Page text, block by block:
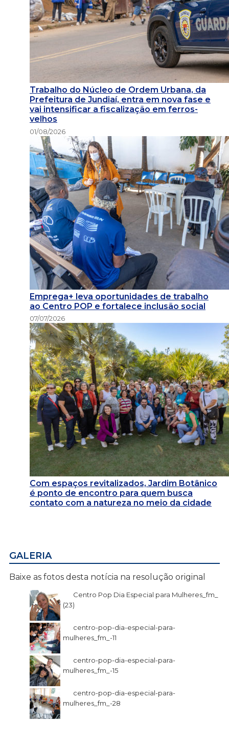
Trabalho do Núcleo de Ordem Urbana, da
Prefeitura de Jundiaí, entra em nova fase e
vai intensificar a fiscalização em ferros-
velhos
01/08/2026
Emprega+ leva oportunidades de trabalho
ao Centro POP e fortalece inclusão social
07/07/2026
Com espaços revitalizados, Jardim Botânico
é ponto de encontro para quem busca
contato com a natureza no meio da cidade
GALERIA
Baixe as fotos desta notícia na resolução original
Centro Pop Dia Especial para Mulheres_fm_
(23)
centro-pop-dia-especial-para-
mulheres_fm_-11
centro-pop-dia-especial-para-
mulheres_fm_-15
centro-pop-dia-especial-para-
mulheres_fm_-28